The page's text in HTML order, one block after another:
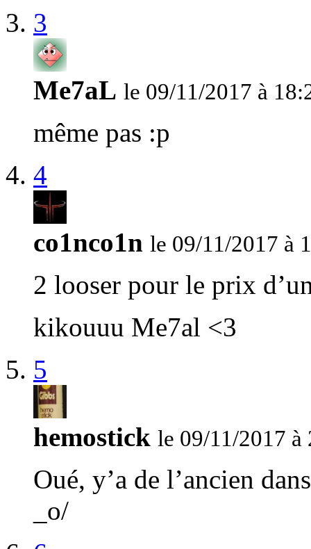
3
Me7aL le 09/11/2017 à
même pas :p
4
co1nco1n le 09/11/2017 à
2 looser pour le prix
kikouuu Me7al <3
5
hemostick le 09/11/2017 à
Oué, y’a de l’ancien
_o/